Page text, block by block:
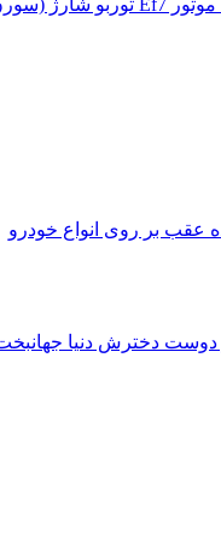
بر روی انواع خودرو
دخترش دنیا